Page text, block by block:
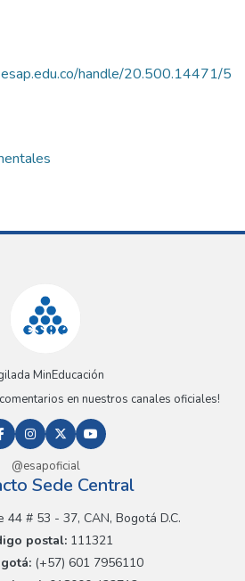
handle/20.500.14471/5
MinEducación
en nuestros canales oficiales!
@esapoficial
Sede Central
# 53 - 37, CAN, Bogotá D.C.
postal: 111321
(+57) 601 7956110